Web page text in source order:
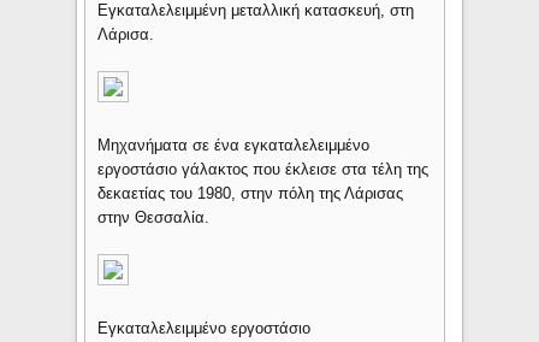
Εγκαταλελειμμένη μεταλλική κατασκευή, στη
Λάρισα.
Μηχανήματα σε ένα εγκαταλελειμμένο
εργοστάσιο γάλακτος που έκλεισε στα τέλη της
δεκαετίας του 1980, στην πόλη της Λάρισας
στην Θεσσαλία.
Εγκαταλελειμμένο εργοστάσιο